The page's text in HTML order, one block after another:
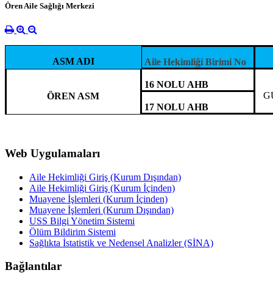
Ören Aile Sağlığı Merkezi
ASM ADI Aile Hekimliği Birimi No
ÖREN ASM
16 NOLU AHB
17 NOLU AHB
Web Uygulamaları
Aile Hekimliği Giriş (Kurum Dışından)
Aile Hekimliği Giriş (Kurum İçinden)
Muayene İşlemleri (Kurum İçinden)
Muayene İşlemleri (Kurum Dışından)
USS Bilgi Yönetim Sistemi
Ölüm Bildirim Sistemi
Sağlıkta İstatistik ve Nedensel Analizler (SİNA)
Bağlantılar